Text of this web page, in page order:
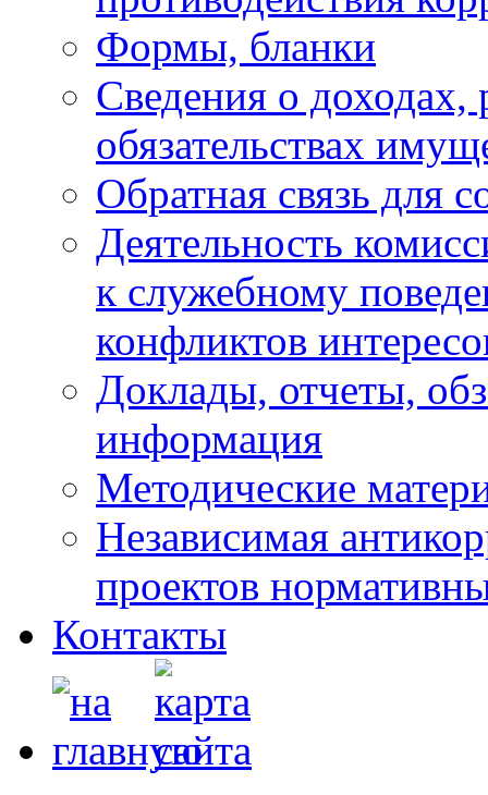
Формы, бланки
Сведения о доходах,
обязательствах
Обратная связь для
Деятельность
к служебному
конфликтов
Доклады, отчеты,
информация
Методические
Независимая
проектов
Контакты